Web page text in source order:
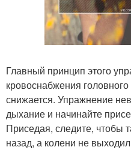
Главный принцип этого
кровоснабжения
снижается. Упражнение
дыхание и начинайте
Приседая, следите, чтобы
назад, а колени не